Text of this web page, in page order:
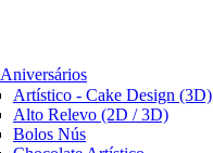
Aniversários
Artístico - Cake Design (3D)
Alto Relevo (2D / 3D)
Bolos Nús